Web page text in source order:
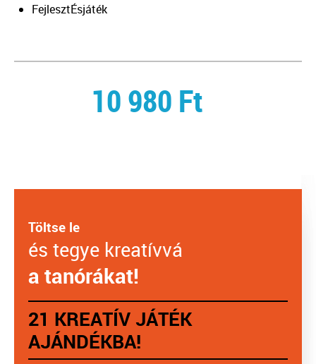
FejlesztÉsjáték
10 980 Ft
Töltse le
és tegye kreatívvá
a tanórákat!
21 KREATÍV JÁTÉK
AJÁNDÉKBA!